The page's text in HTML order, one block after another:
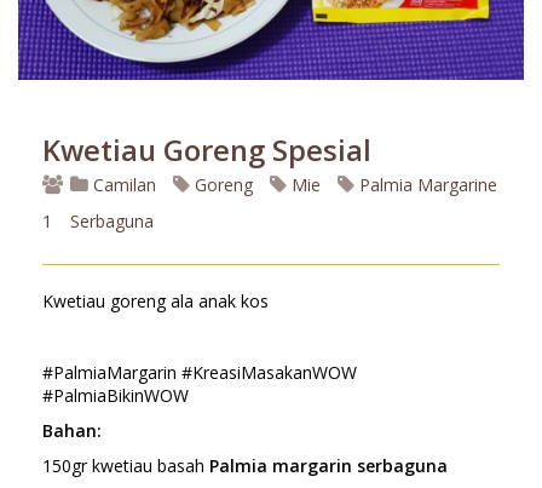
Kwetiau Goreng Spesial
1
Camilan Goreng Mie
Palmia Margarine
Serbaguna
Kwetiau goreng ala anak kos
#PalmiaMargarin #KreasiMasakanWOW
#PalmiaBikinWOW
Bahan:
150gr kwetiau basah Palmia margarin serbaguna